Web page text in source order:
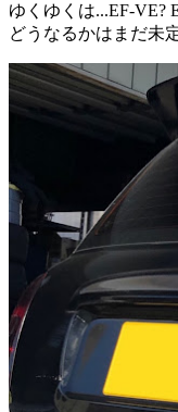
ゆくゆくは...EF-VE?
どうなるかはまだ未